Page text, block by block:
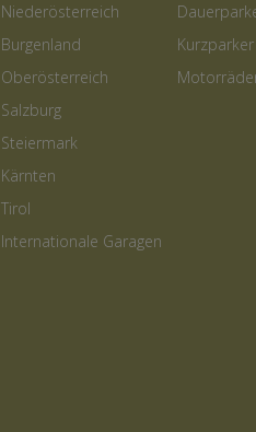
Niederösterreich
Burgenland
Oberösterreich
Salzburg
Steiermark
Kärnten
Tirol
Internationale Garagen
Kurzparker